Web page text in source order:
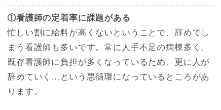
①看護師の定着率に課題がある
忙しい割に給料が高くないということで、辞めてし
まう看護師も多いです。常に人手不足の病棟多く、
既存看護師に負担が多くなっているため、更に人が
辞めていく…という悪循環になっているところがあ
ります。